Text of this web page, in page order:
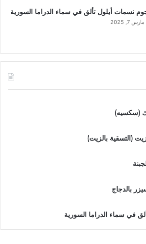
نسمات أيلول تألق في سماء الدراما السورية
مارس 7, 2025
(سكسيه)
(التسقية بالزيت)
بالدجاج
في سماء الدراما السورية